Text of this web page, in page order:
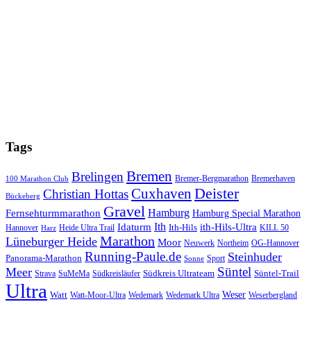
Tags
100 Marathon Club Brelingen Bremen Bremer-Bergmarathon Bremerhaven
Bückeberg Christian HottasCuxhaven Deister
Fernsehturmmarathon Gravel Hamburg Hamburg Special Marathon
Hannover Harz Heide Ultra Trail Idaturm Ith Ith-Hils ith-Hils-Ultra KILL 50
Lüneburger Heide Marathon Moor Neuwerk Northeim OG-Hannover
Panorama-Marathon Running-Paule.de Sonne Sport Steinhuder
Meer Strava SuMeMa Südkreisläufer Südkreis Ultrateam Süntel Süntel-Trail
Ultra Watt Watt-Moor-Ultra Wedemark Wedemark Ultra Weser Weserbergland